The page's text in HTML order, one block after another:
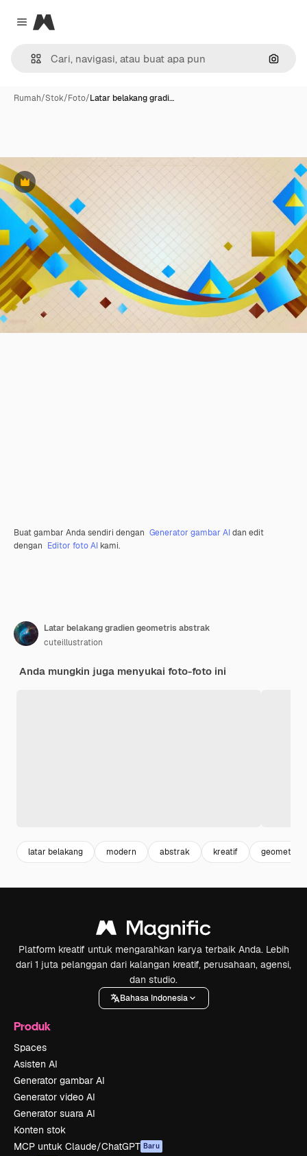
Close menu
Magnific
Rumah/Stok/Foto/Latar belakang gradi…
Premium
Buat gambar Anda sendiri dengan Generator gambar AIdan edit
dengan Editor foto AI kami.
Latar belakang gradien geometris abstrak
cuteillustration
Anda mungkin juga menyukai foto-foto ini
latar belakang modern abstrak kreatif geometrik
Platform kreatif untuk mengarahkan karya terbaik Anda. Lebih
dari 1 juta pelanggan dari kalangan kreatif, perusahaan, agensi,
dan studio.
Bahasa Indonesia
Produk
Spaces
Asisten AI
Generator gambar AI
Generator video AI
Generator suara AI
Konten stok
MCP untuk Claude/ChatGPT Baru